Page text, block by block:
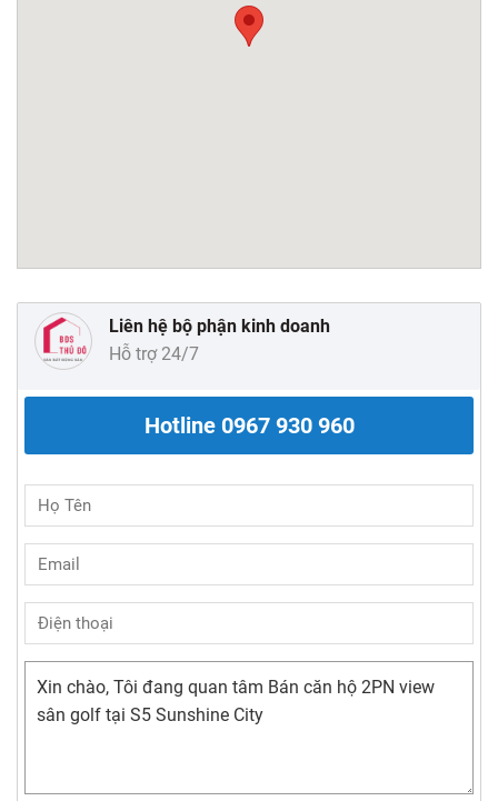
Liên hệ bộ phận kinh doanh
Hỗ trợ 24/7
Hotline 0967 930 960